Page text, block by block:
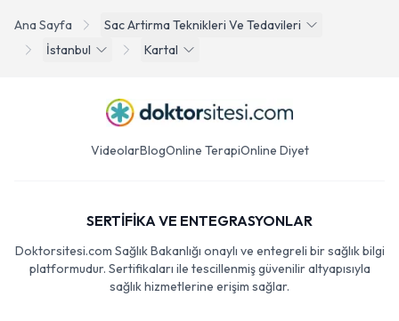
Ana Sayfa
Sac Artirma Teknikleri Ve Tedavileri
İstanbul
Kartal
VideolarBlogOnline TerapiOnline Diyet
SERTİFİKA VE ENTEGRASYONLAR
Doktorsitesi.com Sağlık Bakanlığı onaylı ve entegreli bir sağlık bilgi
platformudur. Sertifikaları ile tescillenmiş güvenilir altyapısıyla
sağlık hizmetlerine erişim sağlar.